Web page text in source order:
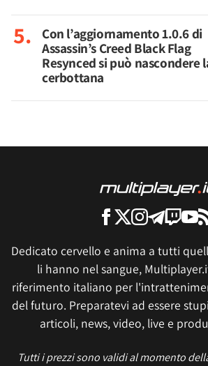
Con l’aggiornamento 1.0.6 di
Assassin’s Creed Black Flag
Resynced si può nascondere
cerbottana
Dedicato cervello e anima a tutti
li hanno nel sangue,
riferimento italiano per
del futuro. Preparatevi ad essere
articoli, news, video, live e
Tutti i prezzi sono validi al momento